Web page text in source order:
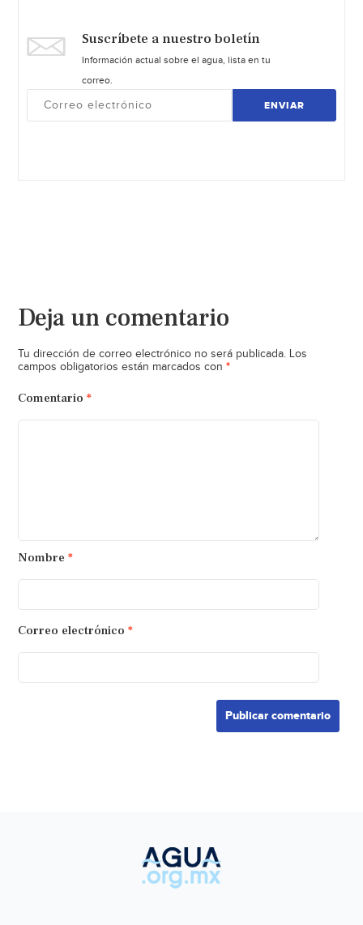
Suscríbete a nuestro boletín
Información actual sobre el agua, lista en tu
correo.
ENVIAR
Deja un comentario
Tu dirección de correo electrónico no será publicada. Los
campos obligatorios están marcados con *
Comentario *
Nombre *
Correo electrónico *